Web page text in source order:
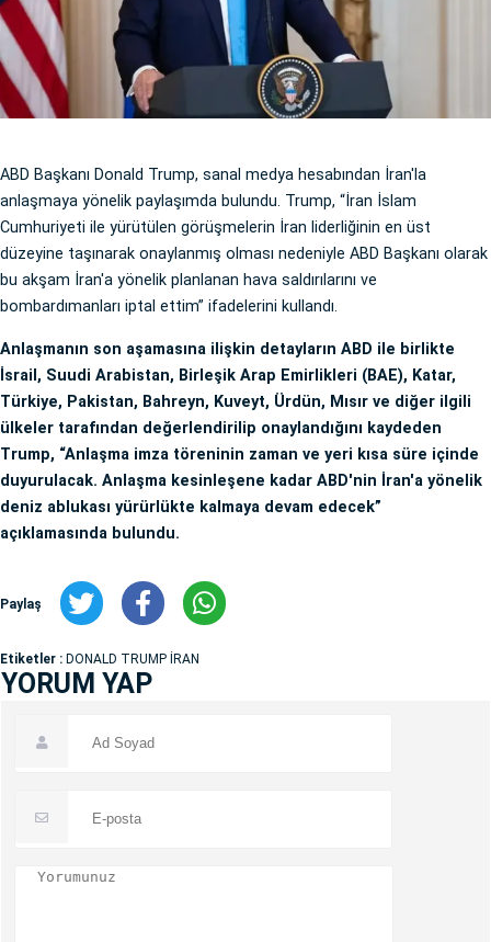
ABD Başkanı Donald Trump, sanal medya hesabından İran'la
anlaşmaya yönelik paylaşımda bulundu. Trump, “İran İslam
Cumhuriyeti ile yürütülen görüşmelerin İran liderliğinin en üst
düzeyine taşınarak onaylanmış olması nedeniyle ABD Başkanı olarak
bu akşam İran'a yönelik planlanan hava saldırılarını ve
bombardımanları iptal ettim” ifadelerini kullandı.
Anlaşmanın son aşamasına ilişkin detayların ABD ile birlikte
İsrail, Suudi Arabistan, Birleşik Arap Emirlikleri (BAE), Katar,
Türkiye, Pakistan, Bahreyn, Kuveyt, Ürdün, Mısır ve diğer ilgili
ülkeler tarafından değerlendirilip onaylandığını kaydeden
Trump, “Anlaşma imza töreninin zaman ve yeri kısa süre içinde
duyurulacak. Anlaşma kesinleşene kadar ABD'nin İran'a yönelik
deniz ablukası yürürlükte kalmaya devam edecek”
açıklamasında bulundu.
Paylaş
Etiketler : DONALD TRUMP İRAN
YORUM YAP